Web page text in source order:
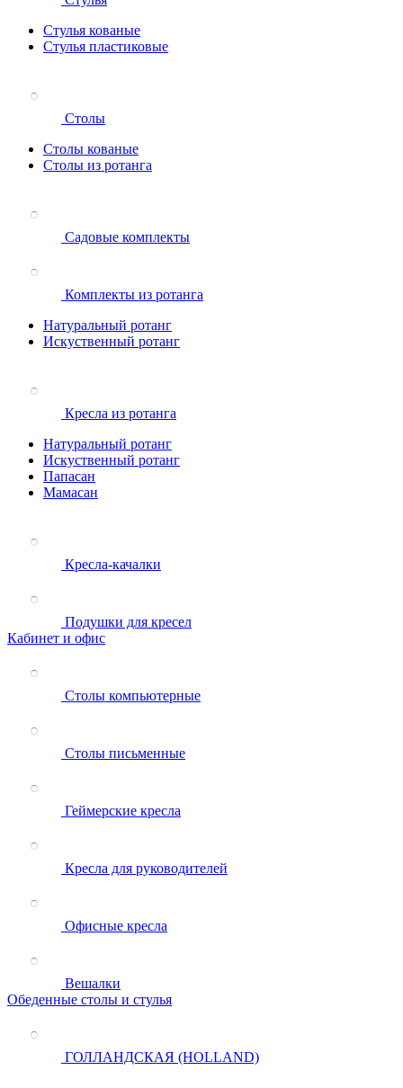
Стулья кованые
Стулья пластиковые
Столы
Столы кованые
Столы из ротанга
Садовые комплекты
Комплекты из ротанга
Натуральный ротанг
Искуственный ротанг
Кресла из ротанга
Натуральный ротанг
Искуственный ротанг
Папасан
Мамасан
Кресла-качалки
Подушки для кресел
Кабинет и офис
Столы компьютерные
Столы письменные
Геймерские кресла
Кресла для руководителей
Офисные кресла
Вешалки
Обеденные столы и стулья
ГОЛЛАНДСКАЯ (HOLLAND)